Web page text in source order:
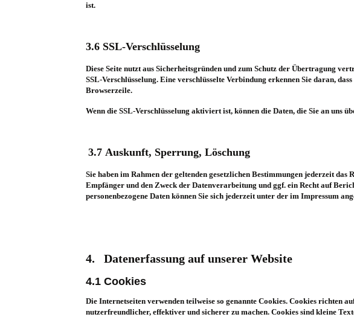
ist.
3.6 SSL-Verschlüsselung
Diese Seite nutzt aus Sicherheitsgründen und zum Schutz der Übertragung
SSL-Verschlüsselung. Eine verschlüsselte Verbindung erkennen Sie daran,
Browserzeile.
Wenn die SSL-Verschlüsselung aktiviert ist, können die Daten, die Sie an uns
3.7 Auskunft, Sperrung, Löschung
Sie haben im Rahmen der geltenden gesetzlichen Bestimmungen jederzeit
Empfänger und den Zweck der Datenverarbeitung und ggf. ein Recht auf
personenbezogene Daten können Sie sich jederzeit unter der im Impressum
4. Datenerfassung auf unserer Website
4.1 Cookies
Die Internetseiten verwenden teilweise so genannte Cookies. Cookies richten
nutzerfreundlicher, effektiver und sicherer zu machen. Cookies sind kleine